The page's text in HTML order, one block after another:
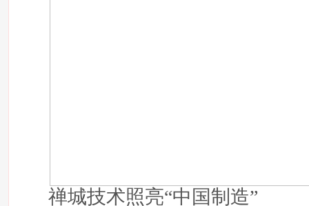
禅城技术照亮“中国制造”